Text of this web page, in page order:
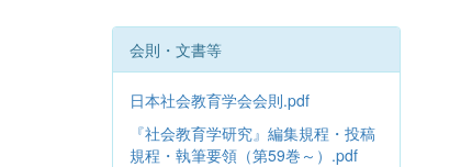
会則・文書等
日本社会教育学会会則.pdf
『社会教育学研究』編集規程・投稿
規程・執筆要領（第59巻～）.pdf